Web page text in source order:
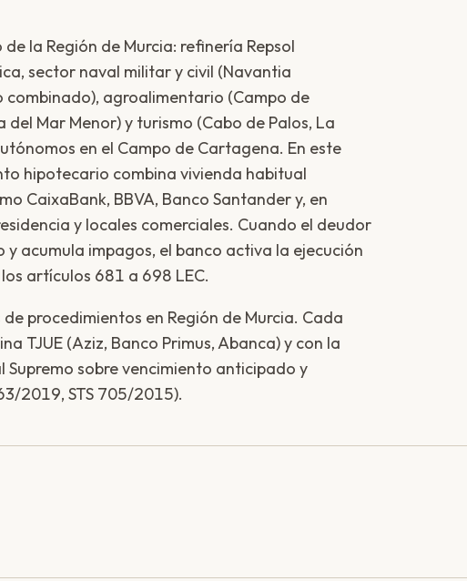
la Región de Murcia: refinería Repsol
sector naval militar y civil (Navantia
combinado), agroalimentario (Campo de
Mar Menor) y turismo (Cabo de Palos, La
en el Campo de Cartagena. En este
hipotecario combina vivienda habitual
CaixaBank, BBVA, Banco Santander y, en
y locales comerciales. Cuando el deudor
acumula impagos, el banco activa la ejecución
artículos 681 a 698 LEC.
procedimientos en Región de Murcia. Cada
TJUE (Aziz, Banco Primus, Abanca) y con la
Supremo sobre vencimiento anticipado y
2019, STS 705/2015).